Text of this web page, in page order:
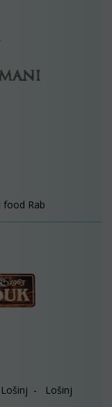
food Rab
Lošinj - Lošinj